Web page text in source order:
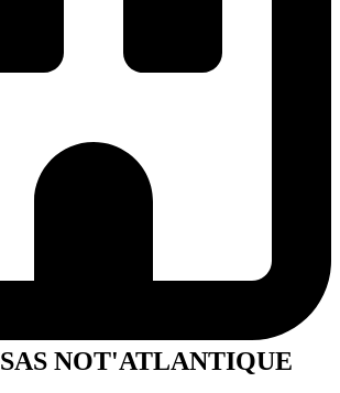
SAS NOT'ATLANTIQUE